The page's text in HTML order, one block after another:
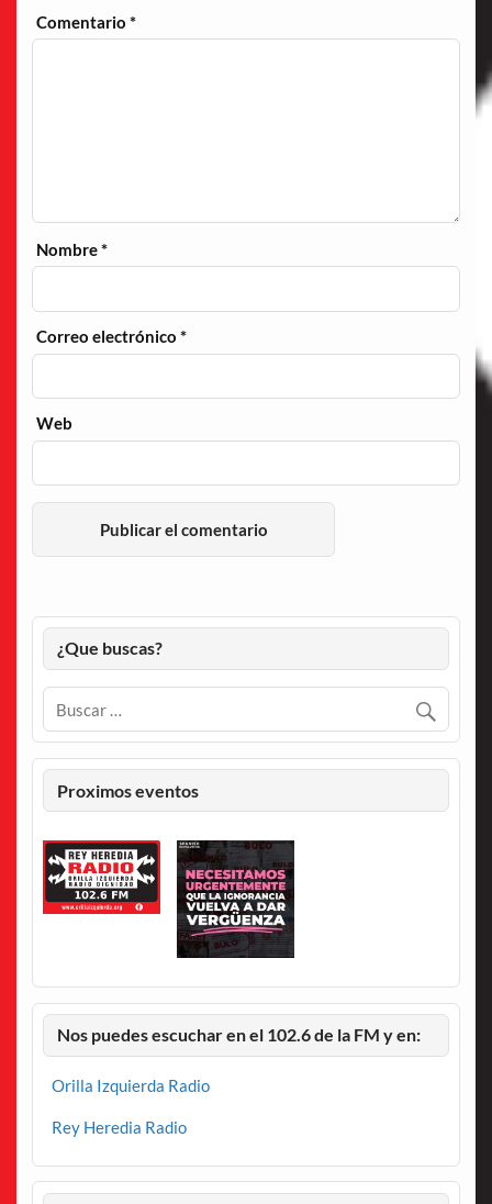
Comentario*
Nombre*
Correo electrónico*
Web
¿Que buscas?
Proximos eventos
Nos puedes escuchar en el 102.6 de la FM y en:
Orilla Izquierda Radio
Rey Heredia Radio